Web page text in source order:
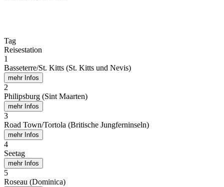
Tag
Reisestation
1
Basseterre/St. Kitts (St. Kitts und Nevis)
mehr Infos
2
Philipsburg (Sint Maarten)
mehr Infos
3
Road Town/Tortola (Britische Jungferninseln)
mehr Infos
4
Seetag
mehr Infos
5
Roseau (Dominica)